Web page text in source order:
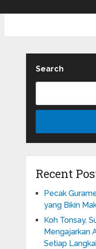
Search
Recent
Pecak
yang Bikin
Koh Tonsay,
Mengajarkan
Setiap